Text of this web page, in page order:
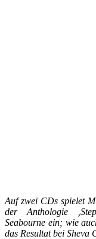
Auf zwei CDs spielet
der Anthologie
Seabourne ein; wie
das Resultat bei Sheva